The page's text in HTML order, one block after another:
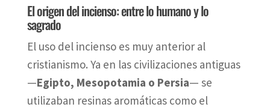
El origen del incienso: entre lo humano y lo
sagrado
El uso del incienso es muy anterior al
cristianismo. Ya en las civilizaciones antiguas
—Egipto, Mesopotamia o Persia— se
utilizaban resinas aromáticas como el